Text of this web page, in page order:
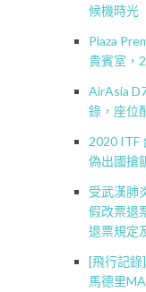
候機時光
Plaza
貴賓室，
AirAsia
錄，座位
2020 ITF
偽出國搶
受武漢肺
假改票退
退票規定
[飛行記錄
馬德里